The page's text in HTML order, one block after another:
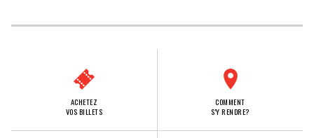
ACHETEZ
VOS BILLETS
COMMENT
S'Y RENDRE?